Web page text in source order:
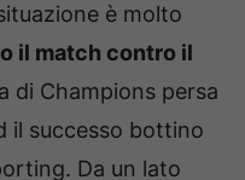
è molto
il match contro il
di Champions persa
il successo bottino
Da un lato